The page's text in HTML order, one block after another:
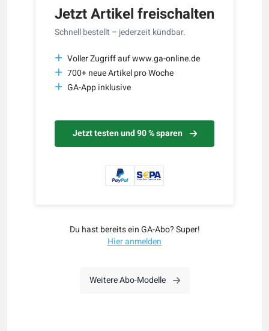
Jetzt Artikel freischalten
Schnell bestellt – jederzeit kündbar.
Voller Zugriff auf www.ga-online.de
700+ neue Artikel pro Woche
GA-App inklusive
Jetzt testen und 90 % sparen
Du hast bereits ein GA-Abo? Super!
Hier anmelden
Weitere Abo-Modelle